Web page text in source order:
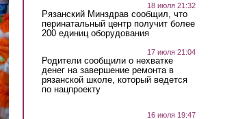
18 июля 21:32
Рязанский Минздрав сообщил, что
перинатальный центр получит более
200 единиц оборудования
17 июля 21:04
Родители сообщили о нехватке
денег на завершение ремонта в
рязанской школе, который ведется
по нацпроекту
16 июля 19:47